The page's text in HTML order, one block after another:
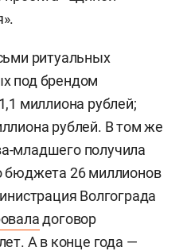
ритуальных
под брендом
миллиона рублей;
рублей. В том же
младшего получила
бюджета 26 миллионов
Волгограда
договор
А в конце года —